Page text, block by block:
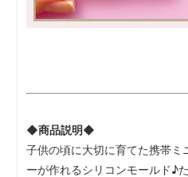
◆商品説明◆
子供の頃に大切に育てた携帯ミ
ーが作れるシリコンモールド♪